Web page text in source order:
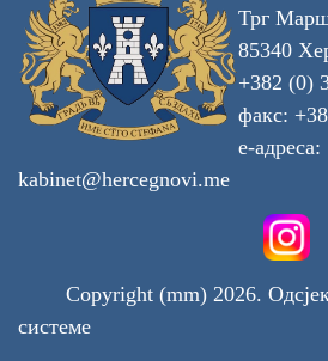
Трг
85340
+382 (0)
факс:
е-адреса:
kabinet@hercegnovi.me
Copyright (mm) 2026. Одсјек
системе